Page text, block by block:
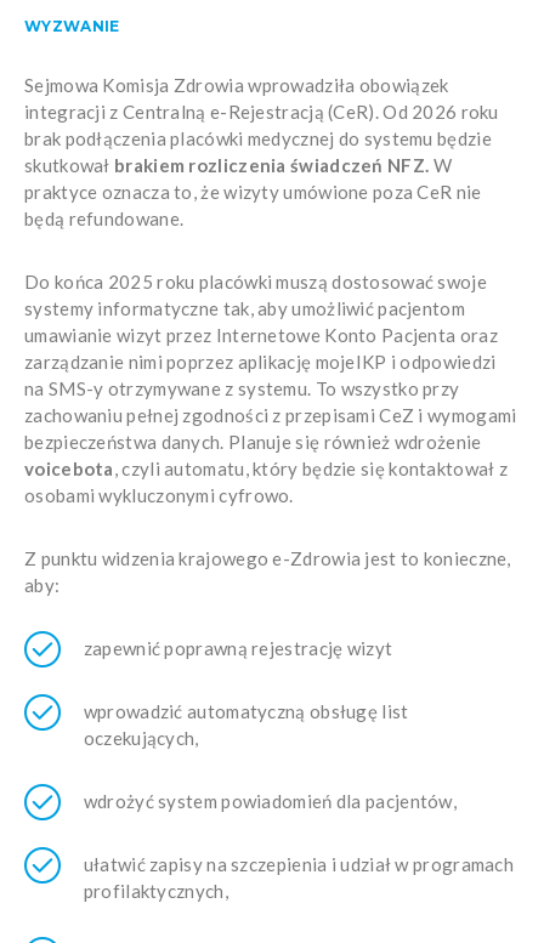
WYZWANIE
Sejmowa Komisja Zdrowia wprowadziła obowiązek
integracji z Centralną e-Rejestracją (CeR). Od 2026 roku
brak podłączenia placówki medycznej do systemu będzie
skutkował brakiem rozliczenia świadczeń NFZ. W
praktyce oznacza to, że wizyty umówione poza CeR nie
będą refundowane.
Do końca 2025 roku placówki muszą dostosować swoje
systemy informatyczne tak, aby umożliwić pacjentom
umawianie wizyt przez Internetowe Konto Pacjenta oraz
zarządzanie nimi poprzez aplikację mojeIKP i odpowiedzi
na SMS-y otrzymywane z systemu. To wszystko przy
zachowaniu pełnej zgodności z przepisami CeZ i wymogami
bezpieczeństwa danych. Planuje się również wdrożenie
voicebota, czyli automatu, który będzie się kontaktował z
osobami wykluczonymi cyfrowo.
Z punktu widzenia krajowego e-Zdrowia jest to konieczne,
aby:
zapewnić poprawną rejestrację wizyt
wprowadzić automatyczną obsługę list
oczekujących,
wdrożyć system powiadomień dla pacjentów,
ułatwić zapisy na szczepienia i udział w programach
profilaktycznych,